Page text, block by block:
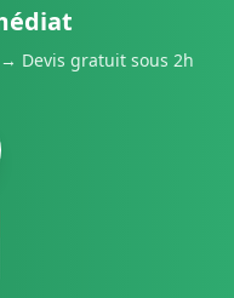
Devis gratuit sous 2h